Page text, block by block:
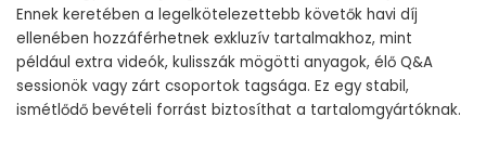
Ennek keretében a legelkötelezettebb követők havi díj
ellenében hozzáférhetnek exkluzív tartalmakhoz, mint
például extra videók, kulisszák mögötti anyagok, élő Q&A
sessionök vagy zárt csoportok tagsága. Ez egy stabil,
ismétlődő bevételi forrást biztosíthat a tartalomgyártóknak.